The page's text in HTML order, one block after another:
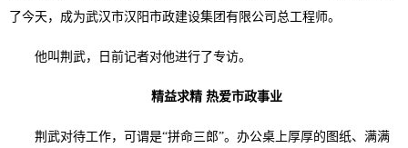
了今天，成为武汉市汉阳市政建设集团有限公司总工程师。
他叫荆武，日前记者对他进行了专访。
精益求精 热爱市政事业
荆武对待工作，可谓是“拼命三郎”。办公桌上厚厚的图纸、满满